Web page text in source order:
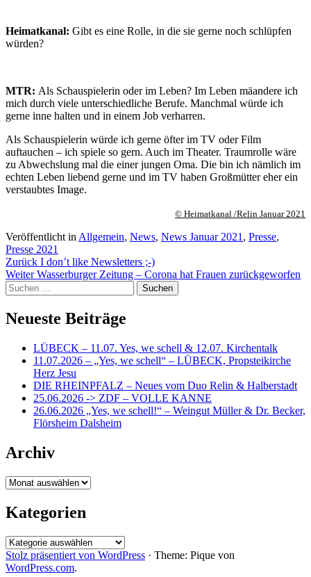
Heimatkanal: Gibt es eine Rolle, in die sie gerne noch schlüpfen
würden?
MTR: Als Schauspielerin oder im Leben? Im Leben mäandere ich
mich durch viele unterschiedliche Berufe. Manchmal würde ich
gerne inne halten und in einem Job verharren.
Als Schauspielerin würde ich gerne öfter im TV oder Film
auftauchen – ich spiele so gern. Auch im Theater. Traumrolle wäre
zu Abwechslung mal die einer jungen Oma. Die bin ich nämlich im
echten Leben liebend gerne und im TV haben Großmütter eher ein
verstaubtes Image.
© Heimatkanal /Relin Januar 2021
Veröffentlicht in Allgemein, News, News Januar 2021 , Presse,
Presse 2021
Beitragsnavigation
Zurück I don’t like Newsletters ;-)
WeiterWasserburger Zeitung – Corona hat Frauen zurückgeworfen
Suchen
nach:
Neueste Beiträge
LÜBECK – 11.07. Yes, we schell & 12.07. Kirchentalk
11.07.2026 – „Yes, we schell“ – LÜBECK, Propsteikirche
Herz Jesu
DIE RHEINPFALZ – Neues vom Duo Relin & Halberstadt
25.06.2026 -> ZDF – VOLLE KANNE
26.06.2026 „Yes, we schell!“ – Weingut Müller & Dr. Becker,
Flörsheim Dalsheim
Archiv
Archiv
Kategorien
Kategorien
Stolz präsentiert von WordPress · Theme: Pique von
WordPress.com.